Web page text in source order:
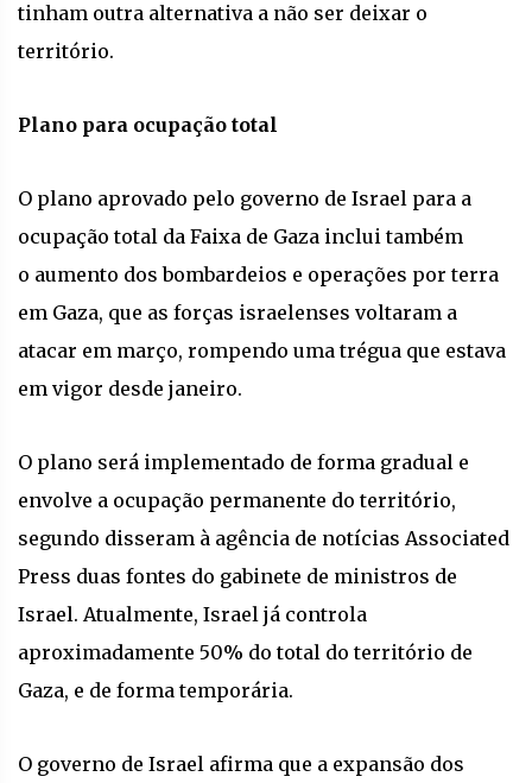
tinham outra alternativa a não ser deixar o
território.
Plano para ocupação total
O plano aprovado pelo governo de Israel para a
ocupação total da Faixa de Gaza inclui também
o aumento dos bombardeios e operações por terra
em Gaza, que as forças israelenses voltaram a
atacar em março, rompendo uma trégua que estava
em vigor desde janeiro.
O plano será implementado de forma gradual e
envolve a ocupação permanente do território,
segundo disseram à agência de notícias Associated
Press duas fontes do gabinete de ministros de
Israel. Atualmente, Israel já controla
aproximadamente 50% do total do território de
Gaza, e de forma temporária.
O governo de Israel afirma que a expansão dos